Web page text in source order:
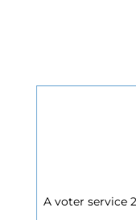
A voter service